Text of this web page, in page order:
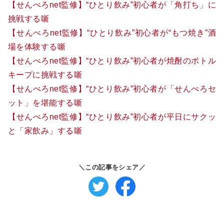
【せんべろnet監修】“ひとり飲み”初心者が「角打ち」に
挑戦する噺
【せんべろnet監修】“ひとり飲み”初心者が“もつ焼き”酒
場を体験する噺
【せんべろnet監修】“ひとり飲み”初心者が焼酎のボトル
キープに挑戦する噺
【せんべろnet監修】“ひとり飲み”初心者が「せんべろセ
ット」を堪能する噺
【せんべろnet監修】“ひとり飲み”初心者が平日にサクッ
と「家飲み」する噺
＼この記事をシェア／